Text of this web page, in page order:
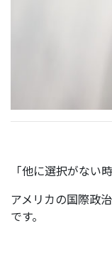
「他に選択がない
アメリカの国際政
です。